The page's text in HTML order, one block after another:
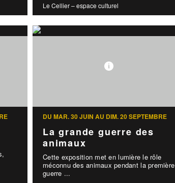
Le Cellier – espace culturel
DU MAR. 30 JUIN AU DIM. 20 SEPTEMBRE
La grande guerre des
animaux
Cette exposition met en lumière le rôle
méconnu des animaux pendant la première
guerre ...